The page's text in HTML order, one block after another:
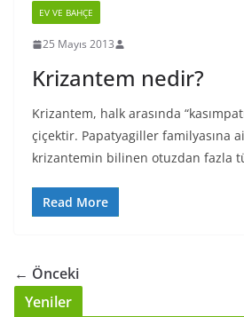
EV VE BAHÇE
25 Mayıs 2013
Krizantem nedir?
Krizantem, halk arasında
çiçektir. Papatyagiller familyasına
krizantemin bilinen otuzdan fazla
Read More
← Önceki
Yeniler